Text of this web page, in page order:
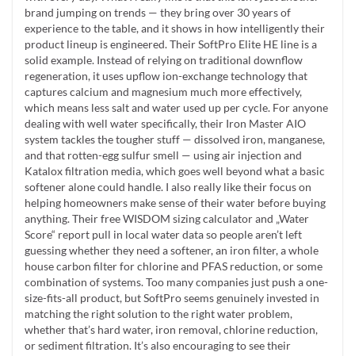
brand jumping on trends — they bring over 30 years of
experience to the table, and it shows in how intelligently their
product lineup is engineered. Their SoftPro Elite HE line is a
solid example. Instead of relying on traditional downflow
regeneration, it uses upflow ion-exchange technology that
captures calcium and magnesium much more effectively,
which means less salt and water used up per cycle. For anyone
dealing with well water specifically, their Iron Master AIO
system tackles the tougher stuff — dissolved iron, manganese,
and that rotten-egg sulfur smell — using air injection and
Katalox filtration media, which goes well beyond what a basic
softener alone could handle. I also really like their focus on
helping homeowners make sense of their water before buying
anything. Their free WISDOM sizing calculator and „Water
Score“ report pull in local water data so people aren’t left
guessing whether they need a softener, an iron filter, a whole
house carbon filter for chlorine and PFAS reduction, or some
combination of systems. Too many companies just push a one-
size-fits-all product, but SoftPro seems genuinely invested in
matching the right solution to the right water problem,
whether that’s hard water, iron removal, chlorine reduction,
or sediment filtration. It’s also encouraging to see their